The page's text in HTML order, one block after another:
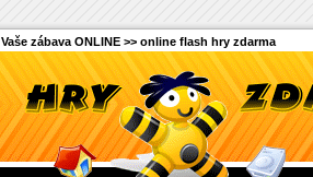
Vaše zábava ONLINE >> online flash hry zdarma